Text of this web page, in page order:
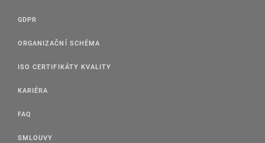
GDPR
ORGANIZAČNÍ SCHÉMA
ISO CERTIFIKÁTY KVALITY
KARIÉRA
FAQ
SMLOUVY